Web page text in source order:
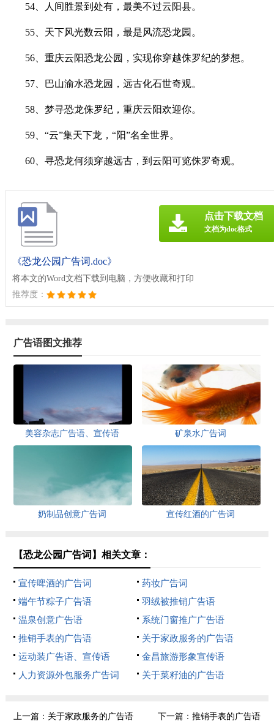
54、人间胜景到处有，最美不过云阳县。
55、天下风光数云阳，最是风流恐龙园。
56、重庆云阳恐龙公园，实现你穿越侏罗纪的梦想。
57、巴山渝水恐龙园，远古化石世奇观。
58、梦寻恐龙侏罗纪，重庆云阳欢迎你。
59、“云”集天下龙，“阳”名全世界。
60、寻恐龙何须穿越远古，到云阳可览侏罗奇观。
《恐龙公园广告词.doc》
将本文的Word文档下载到电脑，方便收藏和打印
推荐度：
点击下载文档
文档为doc格式
广告语图文推荐
美容杂志广告语、宣传语 矿泉水广告词
奶制品创意广告词 宣传红酒的广告词
【恐龙公园广告词】相关文章：
宣传啤酒的广告词
药妆广告词
端午节粽子广告语
羽绒被推销广告语
温泉创意广告语
系统门窗推广广告语
推销手表的广告语
关于家政服务的广告语
运动装广告语、宣传语
金昌旅游形象宣传语
人力资源外包服务广告词
关于菜籽油的广告语
上一篇： 关于家政服务的广告语 下一篇：推销手表的广告语